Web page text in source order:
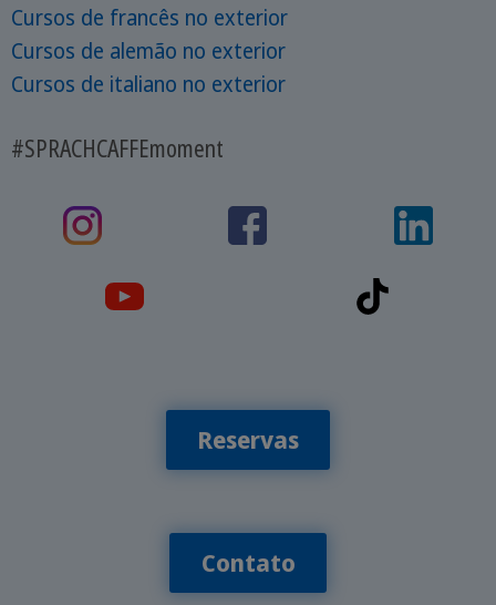
Cursos de francês no exterior
Cursos de alemão no exterior
Cursos de italiano no exterior
#SPRACHCAFFEmoment
Reservas
Contato